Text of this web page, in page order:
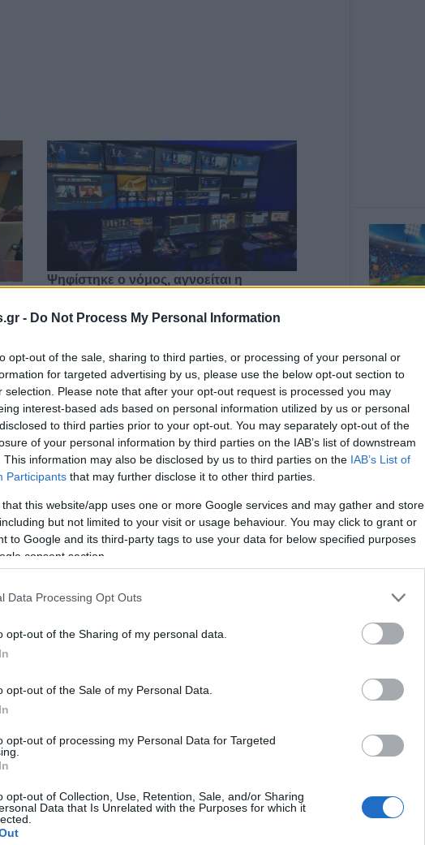
- Do Not Process My Personal Information
opt-out of the sale, sharing to third parties, or processing of your personal or
for targeted advertising by us, please use the below opt-out section to
selection. Please note that after your opt-out request is processed you may
interest-based ads based on personal information utilized by us or personal
to third parties prior to your opt-out. You may separately opt-out of the
of your personal information by third parties on the IAB’s list of downstream
This information may also be disclosed by us to third parties on the IAB’s List of
Participants that may further disclose it to other third parties.
that this website/app uses one or more Google services and may gather and store
but not limited to your visit or usage behaviour. You may click to grant or
to Google and its third-party tags to use your data for below specified purposes
consent section.
Data Processing Opt Outs
opt-out of the Sharing of my personal data.
opt-out of the Sale of my Personal Data.
opt-out of processing my Personal Data for Targeted
opt-out of Collection, Use, Retention, Sale, and/or Sharing
Data that Is Unrelated with the Purposes for which it
Ψηφίστηκε ο νόμος, αγνοείται η
Χωνάκι ή κυπελλάκι; Σε αυτά τα 5
παγωτατζίδικα της Αθήνας η απάντηση
είναι…και τα δύο!
Αυτά είναι τα 4 prints στα μαγιό που θα
βλέπεις σε κάθε παραλία φέτος!
Πώς να ξεφλουδίζεις εύκολα το σκόρδο
Εβδομάδα που Ανακάτεψε την
Τράπουλα των Ελληνικών Media